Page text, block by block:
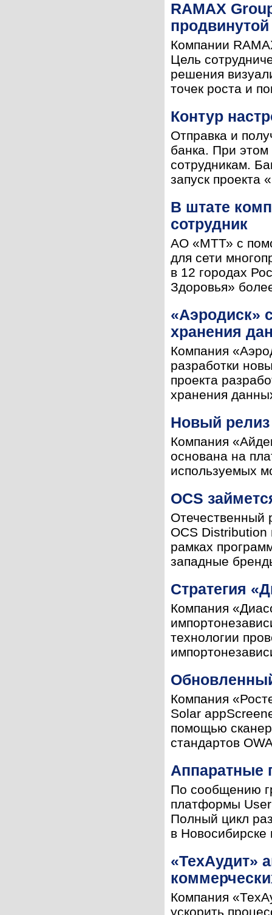
RAMAX
Компании
Цель
решения
точек роста и
Контур
Отправка и
банка. При этом
сотрудникам.
запуск проекта
В штате
сотрудник
АО «МТТ» с
для сети
в 12 городах
Здоровья»
«Аэродиск»
хранения
Компания
разработки
проекта
хранения
Новый релиз
Компания
основана на
используемых
OCS
Отечественный
OCS Distribution
рамках
западные
Стратегия
Компания
технологии
Компания
Solar
помощью
стандартов
Аппаратные
По сообщению
платформы
Полный цикл
в Новосибирске
«ТехАудит»
Компания
ускорить